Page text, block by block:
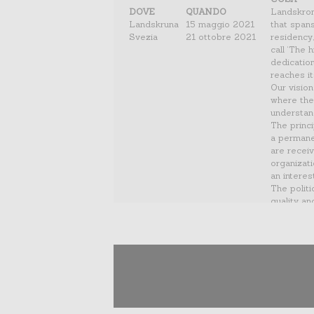
DOVE
Landskruna
Svezia
QUANDO
15 maggio 2021
21 ottobre 2021
that
call ‘The
reaches
Our
where
The
a
are
an
The
quality